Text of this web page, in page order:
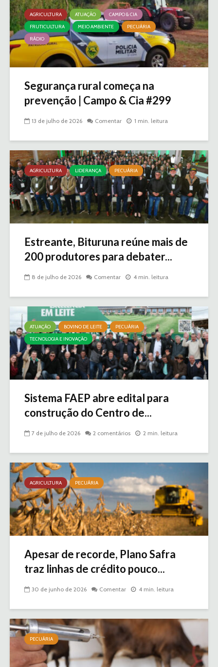
AGRICULTURA ATUAÇÃO
CAMPO & CIA
FRUTICULTURA
MEIO AMBIENTE
PECUÁRIA
RÁDIO
Segurança rural começa na
prevenção | Campo & Cia #299
13 de julho de 2026 Comentar 1 min. leitura
AGRICULTURA LIDERANÇA PECUÁRIA
Estreante, Bituruna reúne mais de
200 produtores para debater...
8 de julho de 2026 Comentar 4 min. leitura
ATUAÇÃO BOVINO DE LEITE
PECUÁRIA
TECNOLOGIA E INOVAÇÃO
Sistema FAEP abre edital para
construção do Centro de...
7 de julho de 2026 2 comentários 2 min. leitura
AGRICULTURA PECUÁRIA
Apesar de recorde, Plano Safra
traz linhas de crédito pouco...
30 de junho de 2026 Comentar 4 min. leitura
PECUÁRIA